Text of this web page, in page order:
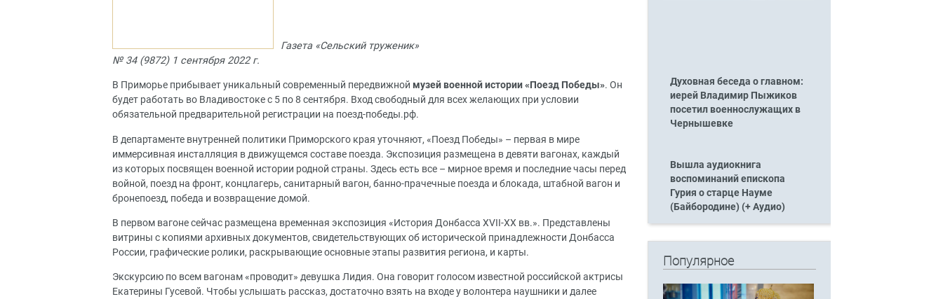
Газета «Сельский труженик»
№ 34 (9872) 1 сентября 2022 г.
В Приморье прибывает уникальный современный передвижной музей военной истории «Поезд Победы». Он
будет работать во Владивостоке с 5 по 8 сентября. Вход свободный для всех желающих при условии
обязательной предварительной регистрации на поезд-победы.рф.
В департаменте внутренней политики Приморского края уточняют, «Поезд Победы» – первая в мире
иммерсивная инсталляция в движущемся составе поезда. Экспозиция размещена в девяти вагонах, каждый
из которых посвящен военной истории родной страны. Здесь есть все – мирное время и последние часы перед
войной, поезд на фронт, концлагерь, санитарный вагон, банно-прачечные поезда и блокада, штабной вагон и
бронепоезд, победа и возвращение домой.
В первом вагоне сейчас размещена временная экспозиция «История Донбасса XVII-XX вв.». Представлены
витрины с копиями архивных документов, свидетельствующих об исторической принадлежности Донбасса
России, графические ролики, раскрывающие основные этапы развития региона, и карты.
Экскурсию по всем вагонам «проводит» девушка Лидия. Она говорит голосом известной российской актрисы
Екатерины Гусевой. Чтобы услышать рассказ, достаточно взять на входе у волонтера наушники и далее
Духовная беседа о главном:
иерей Владимир Пыжиков
посетил военнослужащих в
Чернышевке
Вышла аудиокнига
воспоминаний епископа
Гурия о старце Науме
(Байбородине) (+ Аудио)
Популярное